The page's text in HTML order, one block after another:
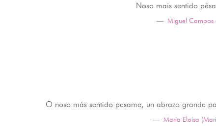
Noso mais sentido
Miguel Campos
O noso más sentido pesame, un abrazo grande
María Eloísa